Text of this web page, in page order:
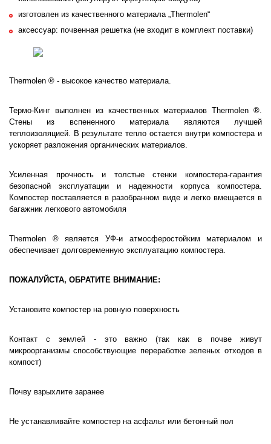
изготовлен из качественного материала „Thermolen“
аксессуар: почвенная решетка (не входит в комплект поставки)
Thermolen ® - высокое качество материала.
Термо-Кинг выполнен из качественных материалов Thermolen ®.
Стены из вспененного материала являются лучшей
теплоизоляцией. В результате тепло остается внутри компостера и
ускоряет разложения органических материалов.
Усиленная прочность и толстые стенки компостера-гарантия
безопасной эксплуатации и надежности корпуса компостера.
Компостер поставляется в разобранном виде и легко вмещается в
багажник легкового автомобиля
Thermolen ® является УФ-и атмосферостойким материалом и
обеспечивает долговременную эксплуатацию компостера.
ПОЖАЛУЙСТА, ОБРАТИТЕ ВНИМАНИЕ:
Установите компостер на ровную поверхность
Контакт с землей - это важно (так как в почве живут
микроорганизмы способствующие переработке зеленых отходов в
компост)
Почву взрыхлите заранее
Не устанавливайте компостер на асфальт или бетонный пол